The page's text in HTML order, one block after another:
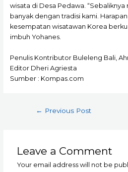
wisata di Desa Pedawa.
banyak dengan tradisi kami.
kesempatan wisatawan Korea
imbuh Yohanes.
Penulis Kontributor Buleleng Bali,
Editor Dheri Agriesta
Sumber : Kompas.com
← Previous Post
Leave a Comment
Your email address will not be